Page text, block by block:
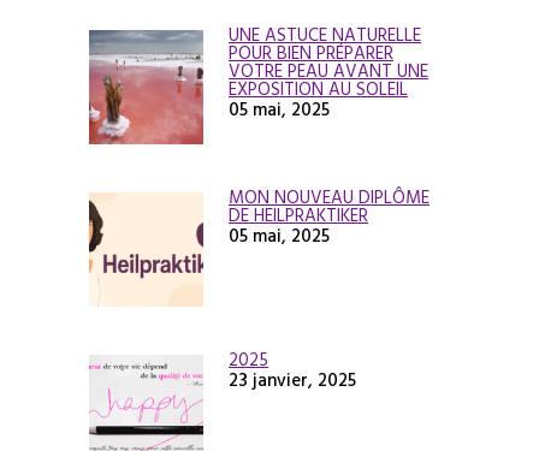
UNE ASTUCE NATURELLE
POUR BIEN PRÉPARER
VOTRE PEAU AVANT UNE
EXPOSITION AU SOLEIL
05 mai, 2025
MON NOUVEAU DIPLÔME
DE HEILPRAKTIKER
05 mai, 2025
2025
23 janvier, 2025